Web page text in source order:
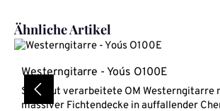
Produktgalerie überspringen
Ähnliche Artikel
Westerngitarre - You´s O100E
Sehr gut verarbeitete OM Westerngitarre
massiver Fichtendecke in auffallender